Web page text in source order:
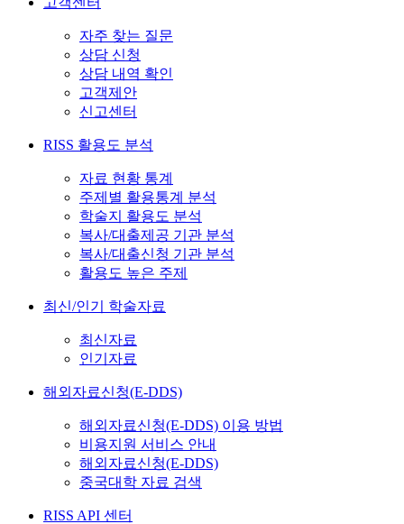
자주 찾는 질문
상담 신청
상담 내역 확인
고객제안
신고센터
RISS 활용도 분석
자료 현황 통계
주제별 활용통계 분석
학술지 활용도 분석
복사/대출제공 기관 분석
복사/대출신청 기관 분석
활용도 높은 주제
최신/인기 학술자료
최신자료
인기자료
해외자료신청(E-DDS)
해외자료신청(E-DDS) 이용 방법
비용지원 서비스 안내
해외자료신청(E-DDS)
중국대학 자료 검색
RISS API 센터